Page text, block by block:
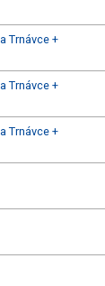
Trnávce +
Trnávce +
Trnávce +